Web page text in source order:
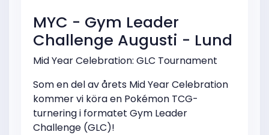
MYC - Gym Leader
Challenge Augusti - Lund
Mid Year Celebration: GLC Tournament
Som en del av årets Mid Year Celebration
kommer vi köra en Pokémon TCG-
turnering i formatet Gym Leader
Challenge (GLC)!